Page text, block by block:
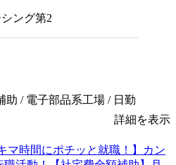
ング第2
助 / 電子部品系工場 / 日勤
詳細を表示